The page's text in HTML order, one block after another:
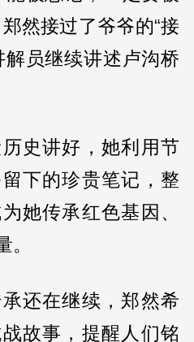
然接过了爷爷的“接
解员继续讲述卢沟桥
史讲好，她利用节
下的珍贵笔记，整
她传承红色基因、
还在继续，郑然希
故事，提醒人们铭